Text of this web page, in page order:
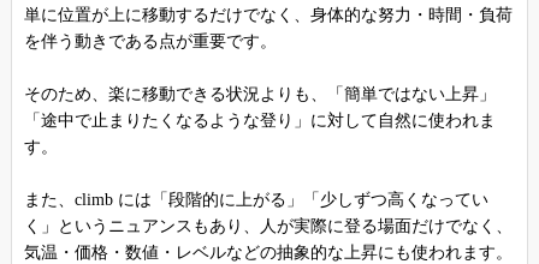
単に位置が上に移動するだけでなく、身体的な努力・時間・負荷
を伴う動きである点が重要です。
そのため、楽に移動できる状況よりも、「簡単ではない上昇」
「途中で止まりたくなるような登り」に対して自然に使われま
す。
また、climb には「段階的に上がる」「少しずつ高くなってい
く」というニュアンスもあり、人が実際に登る場面だけでなく、
気温・価格・数値・レベルなどの抽象的な上昇にも使われます。